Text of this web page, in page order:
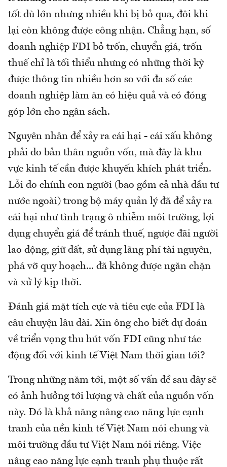
tốt dù lớn nhưng nhiều khi bị bỏ qua, đôi khi
lại còn không được công nhận. Chẳng hạn, số
doanh nghiệp FDI bỏ trốn, chuyển giá, trốn
thuế chỉ là tối thiểu nhưng có những thời kỳ
được thông tin nhiều hơn so với đa số các
doanh nghiệp làm ăn có hiệu quả và có đóng
góp lớn cho ngân sách.
Nguyên nhân để xảy ra cái hại - cái xấu không
phải do bản thân nguồn vốn, mà đây là khu
vực kinh tế cần được khuyến khích phát triển.
Lỗi do chính con người (bao gồm cả nhà đầu tư
nước ngoài) trong bộ máy quản lý đã để xảy ra
cái hại như tình trạng ô nhiễm môi trường, lợi
dụng chuyển giá để tránh thuế, ngược đãi người
lao động, giữ đất, sử dụng lãng phí tài nguyên,
phá vỡ quy hoạch... đã không được ngăn chặn
và xử lý kịp thời.
Đánh giá mặt tích cực và tiêu cực của FDI là
câu chuyện lâu dài. Xin ông cho biết dự đoán
về triển vọng thu hút vốn FDI cũng như tác
động đối với kinh tế Việt Nam thời gian tới?
Trong những năm tới, một số vấn đề sau đây sẽ
có ảnh hưởng tới lượng và chất của nguồn vốn
này. Đó là khả năng nâng cao năng lực cạnh
tranh của nền kinh tế Việt Nam nói chung và
môi trường đầu tư Việt Nam nói riêng. Việc
nâng cao năng lực cạnh tranh phụ thuộc rất